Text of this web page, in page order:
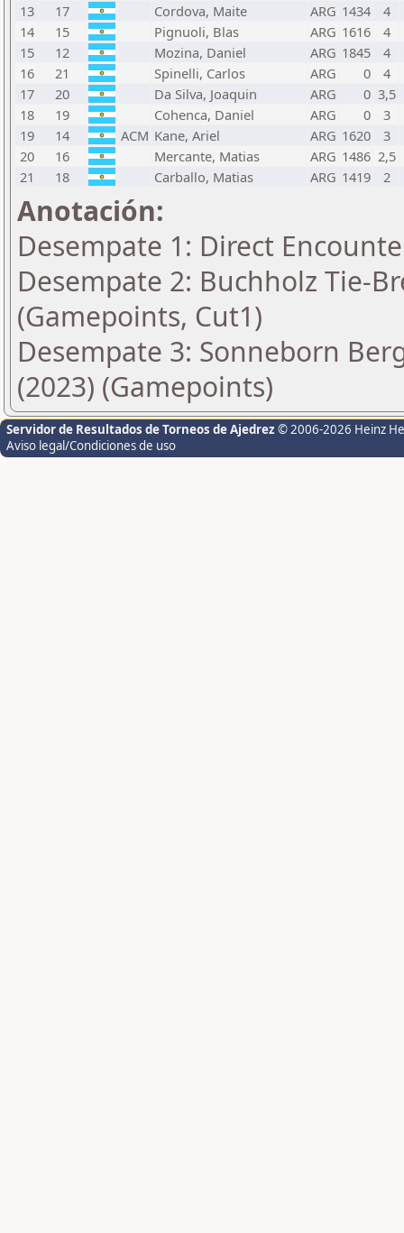
13
17 Cordova, Maite ARG 1434
4
14
15 Pignuoli, Blas ARG 1616
4
15
12 Mozina, Daniel ARG 1845
4
16
21 Spinelli, Carlos ARG 0
4
17
20 Da Silva, Joaquin ARG 0 3,5
18
19 Cohenca, Daniel ARG 0
3
19
14 ACM Kane, Ariel ARG 1620
3
20
16 Mercante, Matias ARG 1486 2,5
21
18 Carballo, Matias ARG 1419 2
Anotación:
Desempate 1: Direct
Desempate 2: Buchholz Tie-
(Gamepoints, Cut1)
Desempate 3: Sonneborn
(2023) (Gamepoints)
Servidor de Resultados de Torneos de Ajedrez © 2006-2026 Heinz
Aviso legal/Condiciones de uso